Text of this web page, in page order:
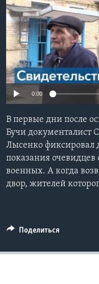
Learning English
СОЦИАЛЬНЫЕ СЕТИ
Языки
No media
0:00
В первые дни после
Бучи документалист
Лысенко фиксировал
показания очевидцев
военных. А когда
двор, жителей
Поделиться